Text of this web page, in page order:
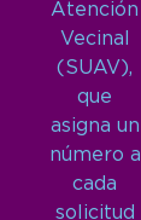
Atención
Vecinal
(SUAV),
que
asigna un
número a
cada
solicitud